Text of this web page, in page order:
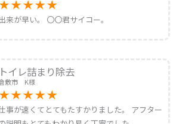
来が早い。 〇〇君サイコー。
トイレ詰まり除去
敷市 K様
事が速くてとてもたすかりました。 アフター